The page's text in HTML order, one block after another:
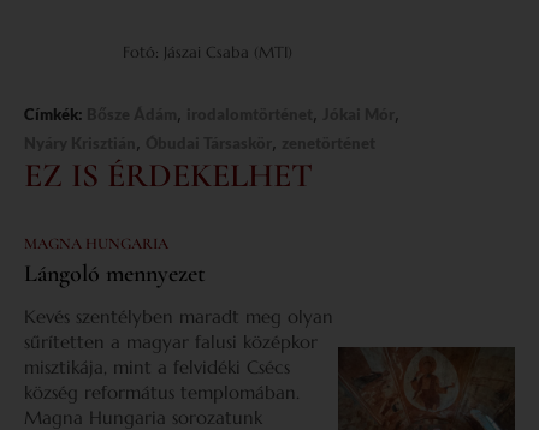
Fotó: Jászai Csaba (MTI)
Címkék: , , ,
, ,
EZ IS ÉRDEKELHET
MAGNA HUNGARIA
Lángoló mennyezet
Kevés szentélyben maradt meg olyan
sűrítetten a magyar falusi középkor
misztikája, mint a felvidéki Csécs
község református templomában.
Magna Hungaria sorozatunk